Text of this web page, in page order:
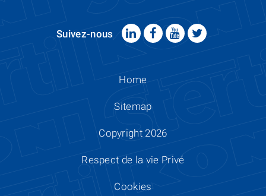
Suivez-nous
Home
Sitemap
Copyright 2026
Respect de la vie Privé
Cookies